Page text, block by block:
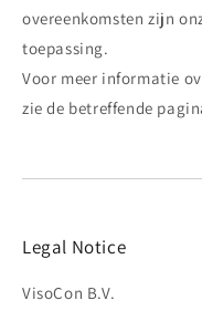
overeenkomsten zijn
toepassing.
Voor meer informatie
zie de betreffende
Legal Notice
VisoCon B.V.